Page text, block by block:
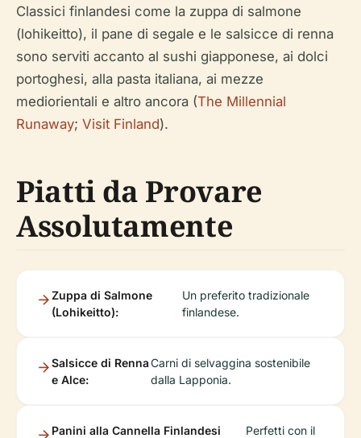
Classici finlandesi come la zuppa di salmone
(lohikeitto), il pane di segale e le salsicce di renna
sono serviti accanto al sushi giapponese, ai dolci
portoghesi, alla pasta italiana, ai mezze
mediorientali e altro ancora (The Millennial
Runaway; Visit Finland).
Piatti da Provare
Assolutamente
Zuppa di Salmone
(Lohikeitto):
Un preferito tradizionale
finlandese.
Salsicce di Renna
e Alce:
Carni di selvaggina sostenibile
dalla Lapponia.
Panini alla Cannella Finlandesi
Perfetti con il